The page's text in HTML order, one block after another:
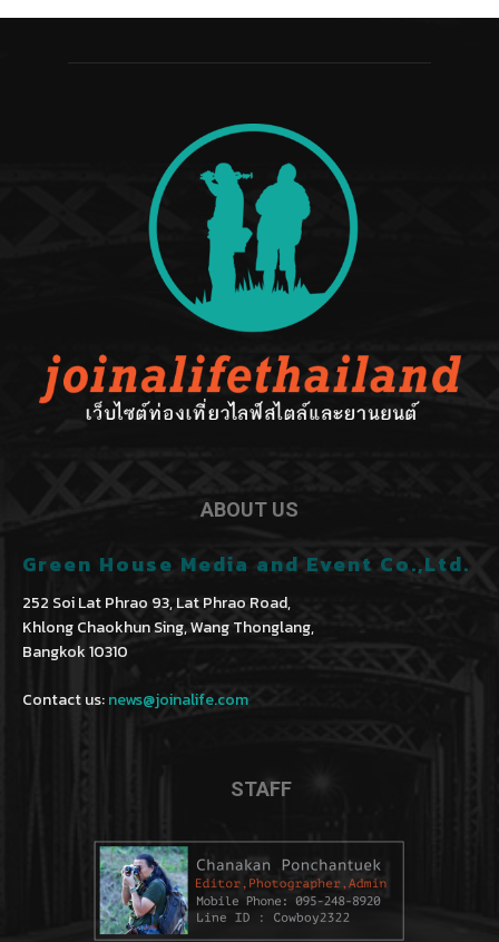
ABOUT US
Green House Media and Event Co.,Ltd.
252 Soi Lat Phrao 93, Lat Phrao Road,
Khlong Chaokhun Sing, Wang Thonglang,
Bangkok 10310
Contact us:news@joinalife.com
STAFF